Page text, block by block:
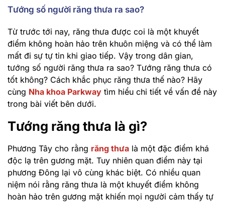
Tướng số người răng thưa ra sao?
Từ trước tới nay, răng thưa được coi là một khuyết
điểm không hoàn hảo trên khuôn miệng và có thể làm
mất đi sự tự tin khi giao tiếp. Vậy trong dân gian,
tướng số người răng thưa ra sao? Tướng răng thưa có
tốt không? Cách khắc phục răng thưa thế nào? Hãy
cùng Nha khoa Parkway tìm hiểu chi tiết về vấn đề này
trong bài viết bên dưới.
Tướng răng thưa là gì?
Phương Tây cho rằng răng thưa là một đặc điểm khá
độc lạ trên gương mặt. Tuy nhiên quan điểm này tại
phương Đông lại vô cùng khác biệt. Có nhiều quan
niệm nói rằng răng thưa là một khuyết điểm không
hoàn hảo trên gương mặt khiến mọi người cảm thấy tự